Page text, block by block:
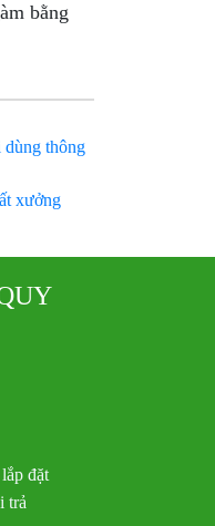
bằng
dùng thông
xưởng
đặt
trả